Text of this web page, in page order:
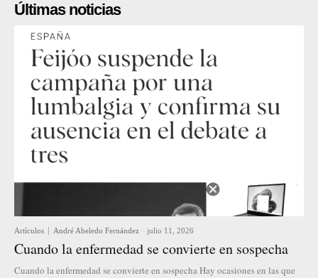
Últimas noticias
Artículos André Abeledo Fernández - julio 11, 2026
Cuando la enfermedad se convierte en sospecha
Cuando la enfermedad se convierte en sospecha Hay ocasiones en las que